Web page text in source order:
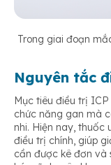
Trong giai đoạn
Nguyên tắc
Mục tiêu điều trị
chức năng gan mà
nhi. Hiện nay, thuốc
điều trị chính, giúp
cần được kê đơn và